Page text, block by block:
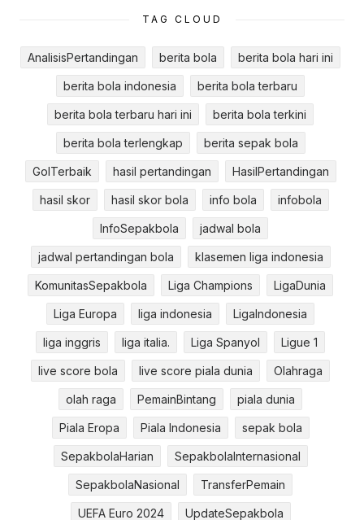
TAG CLOUD
AnalisisPertandingan berita bola berita bola hari ini
berita bola indonesia berita bola terbaru
berita bola terbaru hari ini berita bola terkini
berita bola terlengkap berita sepak bola
GolTerbaik hasil pertandingan HasilPertandingan
hasil skor hasil skor bola info bola infobola
InfoSepakbola jadwal bola
jadwal pertandingan bola klasemen liga indonesia
KomunitasSepakbola Liga Champions LigaDunia
Liga Europa liga indonesia LigaIndonesia
liga inggris liga italia. Liga Spanyol Ligue 1
live score bola live score piala dunia Olahraga
olah raga PemainBintang piala dunia
Piala Eropa Piala Indonesia sepak bola
SepakbolaHarian SepakbolaInternasional
SepakbolaNasional TransferPemain
UEFA Euro 2024 UpdateSepakbola